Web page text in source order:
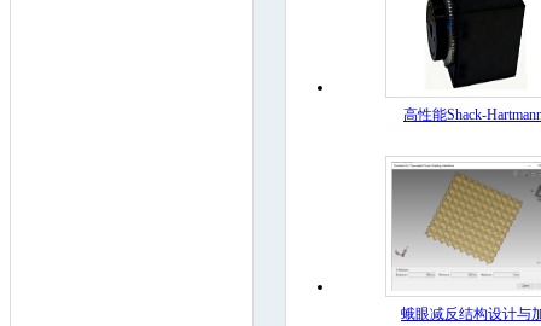
高性能Shack-
蛾眼减反结构设计与